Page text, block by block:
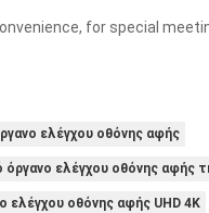
for special
ελέγχου οθόνης αφής
όργανο ελέγχου οθόνης αφής
ελέγχου οθόνης αφής UHD 4K